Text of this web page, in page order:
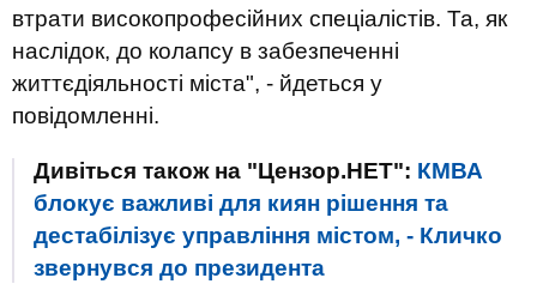
втрати високопрофесійних спеціалістів. Та, як
наслідок, до колапсу в забезпеченні
життєдіяльності міста", - йдеться у
повідомленні.
Дивіться також на "Цензор.НЕТ": КМВА
блокує важливі для киян рішення та
дестабілізує управління містом, - Кличко
звернувся до президента